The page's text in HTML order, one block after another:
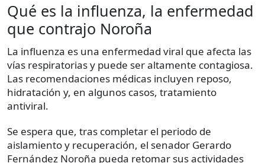
Qué es la influenza, la enfermedad
que contrajo Noroña
La influenza es una enfermedad viral que afecta las
vías respiratorias y puede ser altamente contagiosa.
Las recomendaciones médicas incluyen reposo,
hidratación y, en algunos casos, tratamiento
antiviral.
Se espera que, tras completar el periodo de
aislamiento y recuperación, el senador Gerardo
Fernández Noroña pueda retomar sus actividades